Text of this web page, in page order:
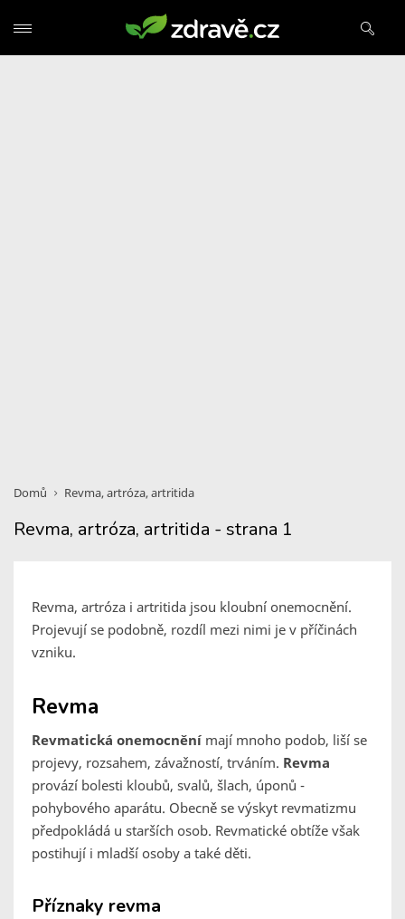
Domů Revma, artróza, artritida
Revma, artróza, artritida - strana 1
Revma, artróza i artritida jsou kloubní onemocnění.
Projevují se podobně, rozdíl mezi nimi je v příčinách
vzniku.
Revma
Revmatická onemocnění mají mnoho podob, liší se
projevy, rozsahem, závažností, trváním. Revma
provází bolesti kloubů, svalů, šlach, úponů -
pohybového aparátu. Obecně se výskyt revmatizmu
předpokládá u starších osob. Revmatické obtíže však
postihují i mladší osoby a také děti.
Příznaky revma